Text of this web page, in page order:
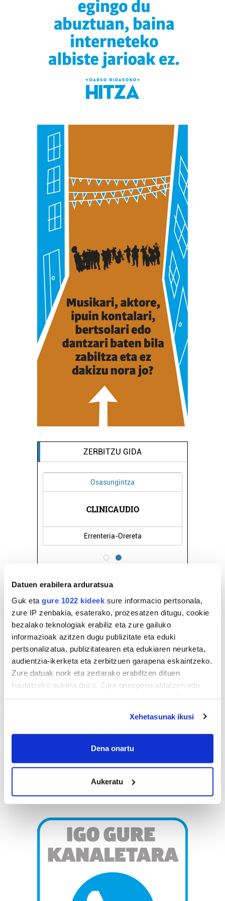
Datuen erabilera arduratsua
Guk eta gure 1022 kideek sure informacio pertsonala,
zure IP zenbakia, esaterako, prozesatzen ditugu, cookie
bezalako teknologiak erabiliz eta zure gailuko
informazioak azitzen dugu publizitate eta eduki
pertsonalizatua, publizitatearen eta edukiaren neurketa,
audientzia-ikerketa eta zerbitzuen garapena eskaintzeko.
Zure datuak nork eta zertarako erabiltzen dituen
hautatzeko aukera duzu. Zure onespena aldatzen edo
If you allow, we would also like to:
Collect information about your geographical
meters
Identify your device by actively scanning it for
specific characteristics (fingerprinting)
and set your preferences in thedetails section.
prozesatzen ditugu, zure IP zenbakia, besteak beste,
pertsonalizatuak eskaintzeko, iragarkiak eta edukia
neurtzeko, jendeari buruzko informazioa biltzeko eta
Xehetasunak ikusi
Dena onartu
Aukeratu
ZERBITZU GIDA
Osasungintza
CLINICAUDIO
Errenteria-Orereta